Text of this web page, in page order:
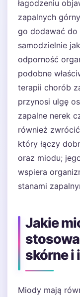
łagodzeniu
zapalnych
go dodawać do
samodzielnie
odporność
podobne
terapii chorób
przynosi ulgę
zapalne nerek
również
który łączy
oraz miodu;
wspiera
stanami
Jakie
skórne i
Miody mają